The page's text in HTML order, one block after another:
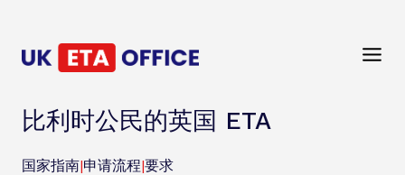
比利时公民的英国 ETA
国家指南|申请流程|要求